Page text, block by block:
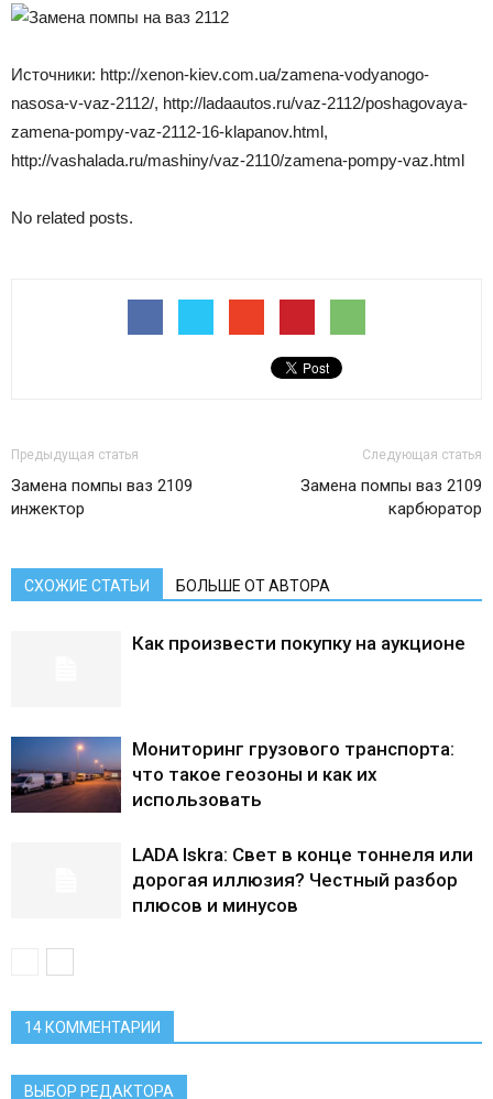
Источники: http://xenon-kiev.com.ua/zamena-vodyanogo-
nasosa-v-vaz-2112/, http://ladaautos.ru/vaz-2112/poshagovaya-
zamena-pompy-vaz-2112-16-klapanov.html,
http://vashalada.ru/mashiny/vaz-2110/zamena-pompy-vaz.html
No related posts.
Предыдущая статья
Замена помпы ваз 2109
инжектор
Следующая статья
Замена помпы ваз 2109
карбюратор
СХОЖИЕ СТАТЬИ БОЛЬШЕ ОТ АВТОРА
Как произвести покупку на аукционе
Мониторинг грузового транспорта:
что такое геозоны и как их
использовать
LADA Iskra: Свет в конце тоннеля или
дорогая иллюзия? Честный разбор
плюсов и минусов
14 КОММЕНТАРИИ
ВЫБОР РЕДАКТОРА